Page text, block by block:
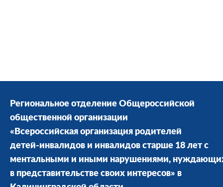
Региональное отделение Общероссийской
общественной организации
«Всероссийская организация родителей
детей-инвалидов и инвалидов старше 18 лет с
ментальными и иными нарушениями,
в представительстве своих интересов» в